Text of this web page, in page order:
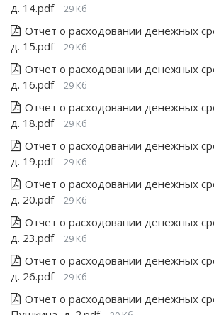
д. 14.pdf
29 Кб
Отчет о расходовании денежных
д. 15.pdf
29 Кб
Отчет о расходовании денежных
д. 16.pdf
29 Кб
Отчет о расходовании денежных
д. 18.pdf
29 Кб
Отчет о расходовании денежных
д. 19.pdf
29 Кб
Отчет о расходовании денежных
д. 20.pdf
29 Кб
Отчет о расходовании денежных
д. 23.pdf
29 Кб
Отчет о расходовании денежных
д. 26.pdf
29 Кб
Отчет о расходовании денежных